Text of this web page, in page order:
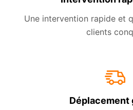
Une intervention rapide et
clients
Déplacement